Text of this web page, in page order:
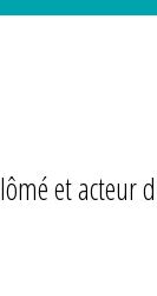
et acteur